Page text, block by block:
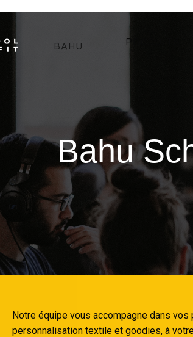
BAHU PRODUITS
Bahu
Notre équipe vous accompagne dans vos
personnalisation textile et goodies, à